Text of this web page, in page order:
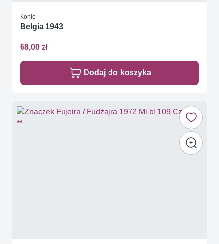
Konie
Belgia 1943
68,00 zł
Dodaj do koszyka